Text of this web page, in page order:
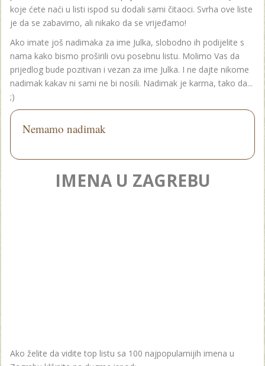
koje ćete naći u listi ispod su dodali sami čitaoci. Svrha ove liste
je da se zabavimo, ali nikako da se vrijeđamo!
Ako imate još nadimaka za ime Julka, slobodno ih podijelite s
nama kako bismo proširili ovu posebnu listu. Molimo Vas da
prijedlog bude pozitivan i vezan za ime Julka. I ne dajte nikome
nadimak kakav ni sami ne bi nosili. Nadimak je karma, tako da...
;)
Nemamo nadimak
IMENA U ZAGREBU
Ako želite da vidite top listu sa 100 najpopularnijih imena u